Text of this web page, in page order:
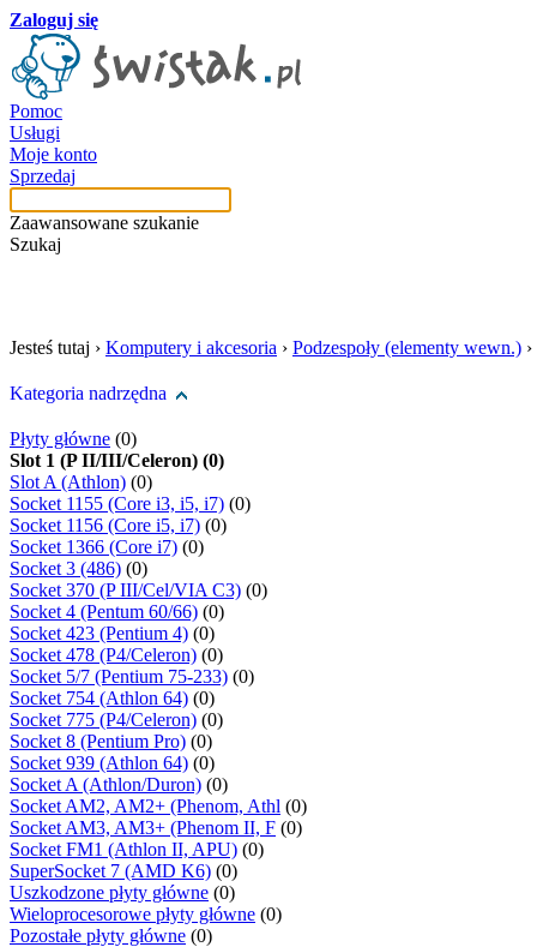
Zaloguj się
Pomoc
Usługi
Moje konto
Sprzedaj
Zaawansowane szukanie
Szukaj
Jesteś tutaj › Komputery i akcesoria › Podzespoły (elementy wewn.) ›
Kategoria nadrzędna
Płyty główne (0)
Slot 1 (P II/III/Celeron) (0)
Slot A (Athlon) (0)
Socket 1155 (Core i3, i5, i7) (0)
Socket 1156 (Core i5, i7) (0)
Socket 1366 (Core i7) (0)
Socket 3 (486) (0)
Socket 370 (P III/Cel/VIA C3) (0)
Socket 4 (Pentum 60/66) (0)
Socket 423 (Pentium 4) (0)
Socket 478 (P4/Celeron) (0)
Socket 5/7 (Pentium 75-233) (0)
Socket 754 (Athlon 64) (0)
Socket 775 (P4/Celeron) (0)
Socket 8 (Pentium Pro) (0)
Socket 939 (Athlon 64) (0)
Socket A (Athlon/Duron) (0)
Socket AM2, AM2+ (Phenom, Athl (0)
Socket AM3, AM3+ (Phenom II, F (0)
Socket FM1 (Athlon II, APU) (0)
SuperSocket 7 (AMD K6) (0)
Uszkodzone płyty główne (0)
Wieloprocesorowe płyty główne (0)
Pozostałe płyty główne (0)